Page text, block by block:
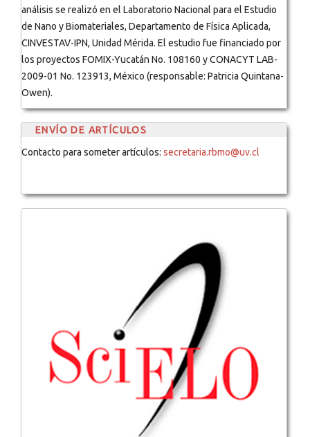
análisis se realizó en el Laboratorio Nacional para el Estudio
de Nano y Biomateriales, Departamento de Física Aplicada,
CINVESTAV-IPN, Unidad Mérida. El estudio fue financiado por
los proyectos FOMIX-Yucatán No. 108160 y CONACYT LAB-
2009-01 No. 123913, México (responsable: Patricia Quintana-
Owen).
ENVÍO DE ARTÍCULOS
Contacto para someter artículos: secretaria.rbmo@uv.cl